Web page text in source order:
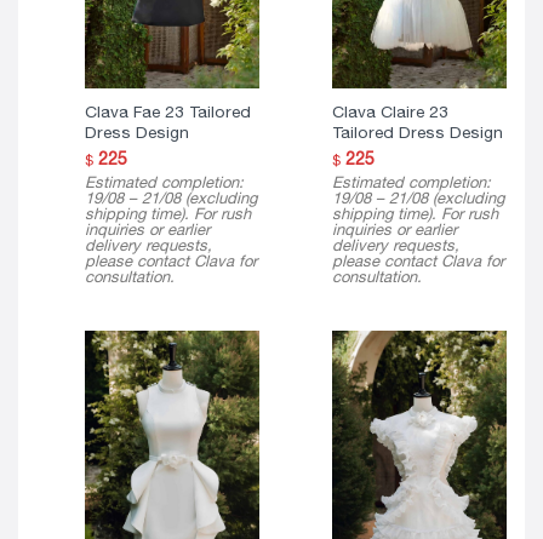
Clava Fae 23 Tailored
Dress Design
$225
Estimated completion:
19/08 – 21/08 (excluding
shipping time). For rush
inquiries or earlier
delivery requests,
please contact Clava for
consultation.
Clava Claire 23
Tailored Dress Design
$225
Estimated completion:
19/08 – 21/08 (excluding
shipping time). For rush
inquiries or earlier
delivery requests,
please contact Clava for
consultation.